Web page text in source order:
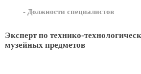
- Должности специалистов
Эксперт по технико-
музейных предметов